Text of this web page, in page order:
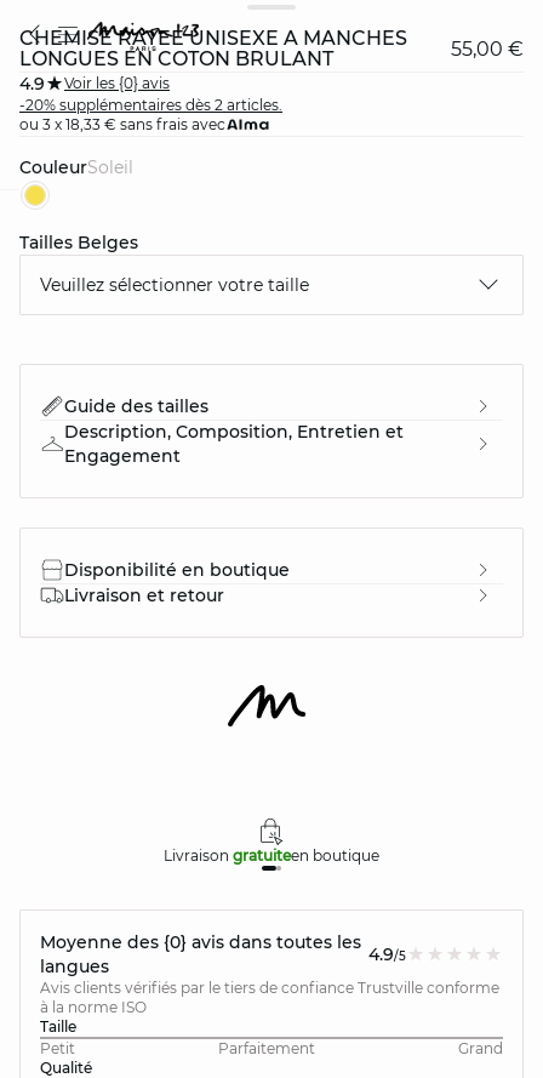
CHEMISE RAYÉE UNISEXE À MANCHES
LONGUES EN COTON BRULANT
55,00 €
4.9
Voir les {0} avis
-20% supplémentaires dès 2 articles.
ou 3 x 18,33 € sans frais avec
Couleur soleil
Tailles Belges
Veuillez sélectionner votre taille
Guide des tailles
Description, Composition, Entretien et
Engagement
Disponibilité en boutique
Livraison et retour
Livraison gratuiteen boutique
Moyenne des {0} avis dans toutes les
langues
4.9/5
Avis clients vérifiés par le tiers de confiance Trustville conforme
à la norme ISO
Taille
Petit
Parfaitement
Grand
Qualité